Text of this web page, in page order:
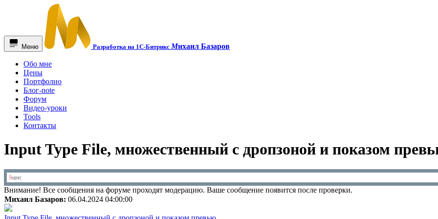
Меню Разработка на 1С-БитриксМихаил Базаров
Обо мне
Цены
Портфолио
Блог-note
Форум
Видео-уроки
Tools
Контакты
Input Type File, множественный с дропзоной и показом
Внимание! Все сообщения на форуме проходят модерацию. Ваше сообщение появится после проверки.
Михаил Базаров: 06.04.2024 04:00:00